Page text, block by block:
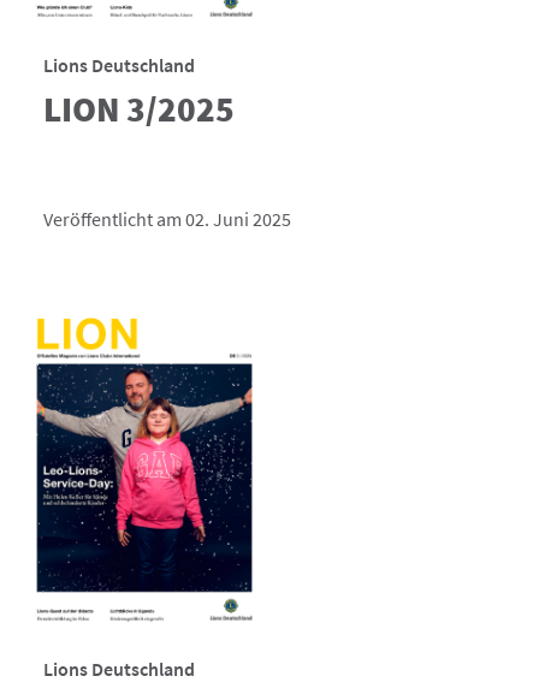
Lions Deutschland
LION 3/2025
Veröffentlicht am 02. Juni 2025
Lions Deutschland